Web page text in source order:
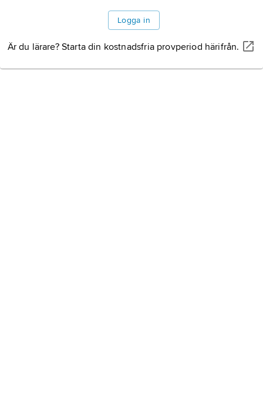
Logga in
Är du lärare? Starta din kostnadsfria provperiod härifrån.